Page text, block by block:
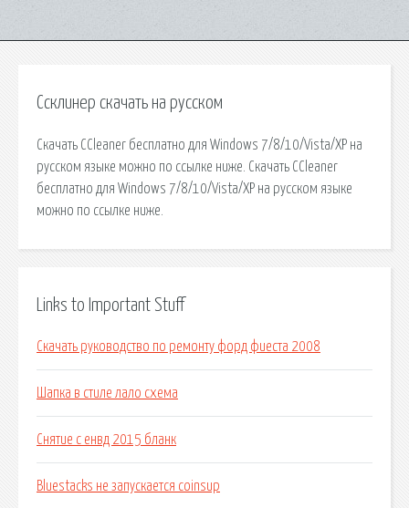
Ссклинер скачать на русском
Скачать CCleaner бесплатно для Windows 7/8/10/Vista/XP на
русском языке можно по ссылке ниже. Скачать CCleaner
бесплатно для Windows 7/8/10/Vista/XP на русском языке
можно по ссылке ниже.
Links to Important Stuff
Скачать руководство по ремонту форд фиеста 2008
Шапка в стиле лало схема
Снятие с енвд 2015 бланк
Bluestacks не запускается coinsup